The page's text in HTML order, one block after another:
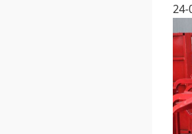
24-